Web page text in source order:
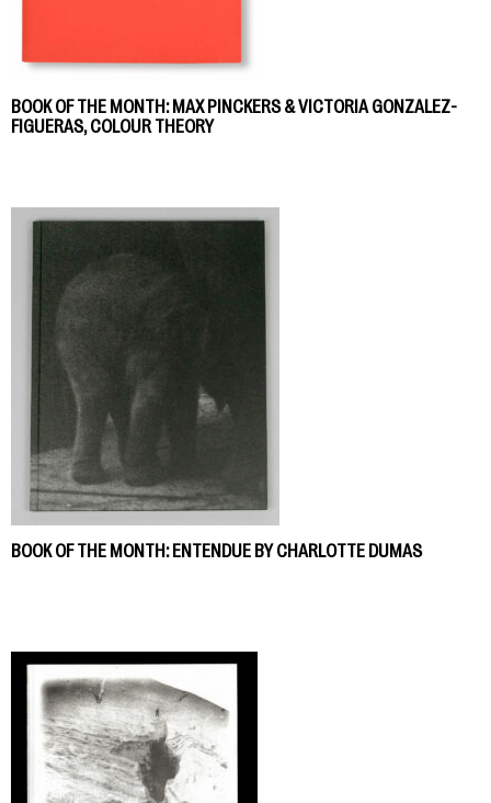
BOOK OF THE MONTH: MAX PINCKERS & VICTORIA GONZALEZ-
FIGUERAS, COLOUR THEORY
BOOK OF THE MONTH: ENTENDUE BY CHARLOTTE DUMAS